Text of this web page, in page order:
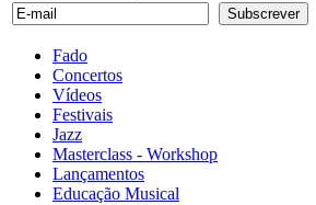
Fado
Concertos
Vídeos
Festivais
Jazz
Masterclass - Workshop
Lançamentos
Educação Musical